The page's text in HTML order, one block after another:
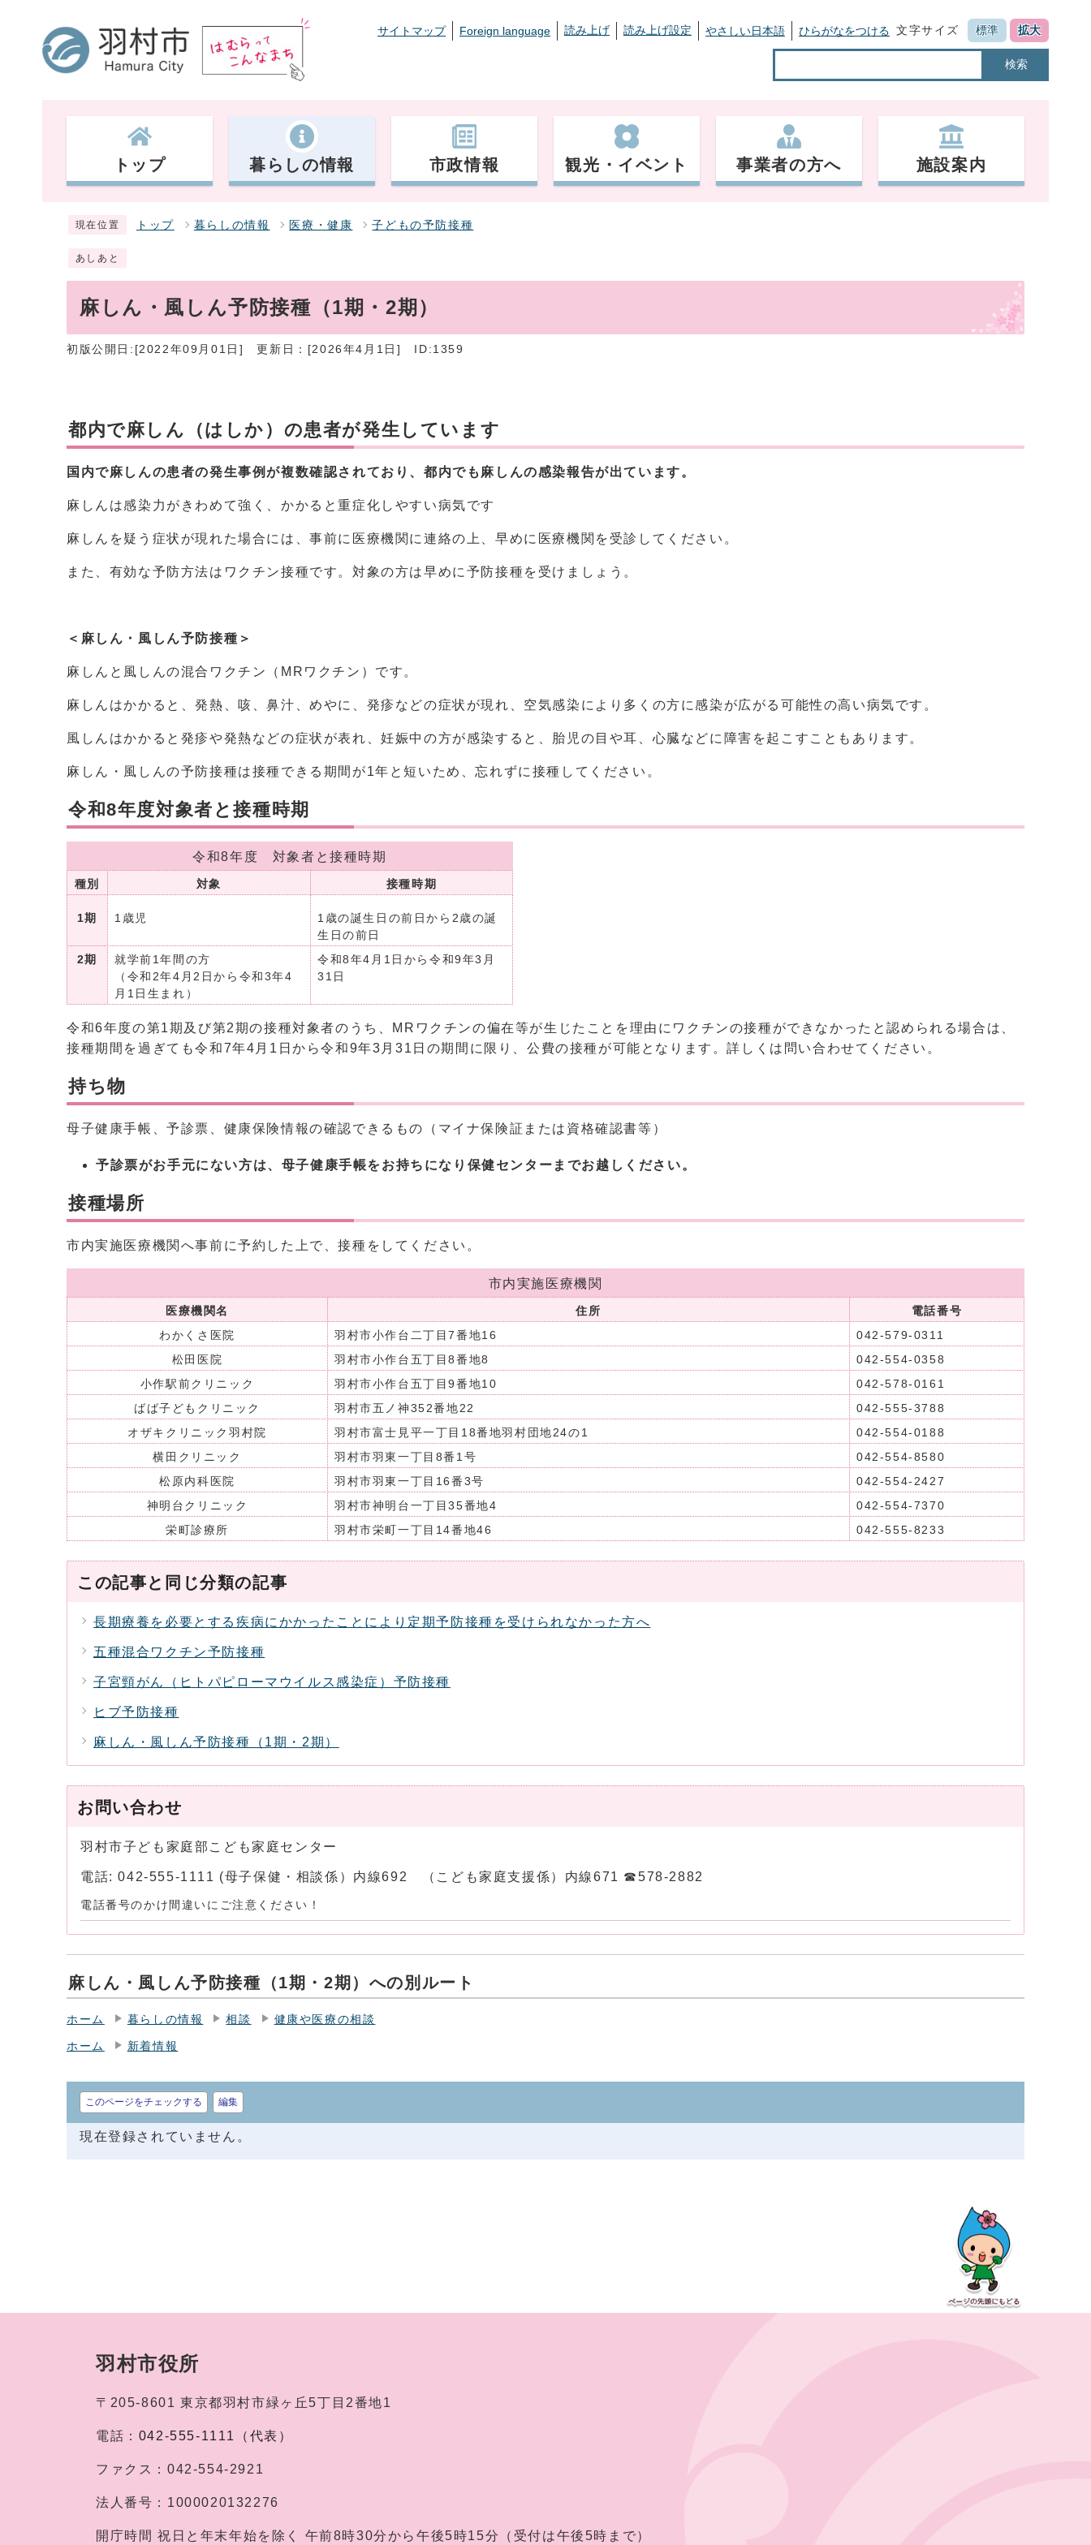
サイトマップ Foreign language 読み上げ 読み上げ設定 やさしい日本語 ひらがなをつける 文字サイズ 標準 拡大
検索
トップ 暮らしの情報 市政情報 観光・イベント 事業者の方へ 施設案内
現在位置 トップ 暮らしの情報 医療・健康 子どもの予防接種
あしあと
麻しん・風しん予防接種（1期・2期）
初版公開日:[2022年09月01日] 更新日：[2026年4月1日] ID:1359
都内で麻しん（はしか）の患者が発生しています
国内で麻しんの患者の発生事例が複数確認されており、都内でも麻しんの感染報告が出ています。
麻しんは感染力がきわめて強く、かかると重症化しやすい病気です
麻しんを疑う症状が現れた場合には、事前に医療機関に連絡の上、早めに医療機関を受診してください。
また、有効な予防方法はワクチン接種です。対象の方は早めに予防接種を受けましょう。
＜麻しん・風しん予防接種＞
麻しんと風しんの混合ワクチン（MRワクチン）です。
麻しんはかかると、発熱、咳、鼻汁、めやに、発疹などの症状が現れ、空気感染により多くの方に感染が広がる可能性の高い病気です。
風しんはかかると発疹や発熱などの症状が表れ、妊娠中の方が感染すると、胎児の目や耳、心臓などに障害を起こすこともあります。
麻しん・風しんの予防接種は接種できる期間が1年と短いため、忘れずに接種してください。
令和8年度対象者と接種時期
令和8年度 対象者と接種時期
種別 対象 接種時期
1期 1歳児
1歳の誕生日の前日から2歳の誕
生日の前日
2期
就学前1年間の方
（令和2年4月2日から令和3年4
月1日生まれ）
令和8年4月1日から令和9年3月
31日
令和6年度の第1期及び第2期の接種対象者のうち、MRワクチンの偏在等が生じたことを理由にワクチンの接種ができなかったと認められる場合は、
接種期間を過ぎても令和7年4月1日から令和9年3月31日の期間に限り、公費の接種が可能となります。詳しくは問い合わせてください。
持ち物
母子健康手帳、予診票、健康保険情報の確認できるもの（マイナ保険証または資格確認書等）
予診票がお手元にない方は、母子健康手帳をお持ちになり保健センターまでお越しください。
接種場所
市内実施医療機関へ事前に予約した上で、接種をしてください。
市内実施医療機関
医療機関名 住所
電話番号
わかくさ医院
羽村市小作台二丁目7番地16
042-579-0311
松田医院
羽村市小作台五丁目8番地8
042-554-0358
小作駅前クリニック
羽村市小作台五丁目9番地10
042-578-0161
ばば子どもクリニック
羽村市五ノ神352番地22
042-555-3788
オザキクリニック羽村院
羽村市富士見平一丁目18番地羽村団地24の1
042-554-0188
横田クリニック
羽村市羽東一丁目8番1号
042-554-8580
松原内科医院
羽村市羽東一丁目16番3号
042-554-2427
神明台クリニック
羽村市神明台一丁目35番地4
042-554-7370
栄町診療所
羽村市栄町一丁目14番地46 042-555-8233
この記事と同じ分類の記事
長期療養を必要とする疾病にかかったことにより定期予防接種を受けられなかった方へ
五種混合ワクチン予防接種
子宮頸がん（ヒトパピローマウイルス感染症）予防接種
ヒブ予防接種
麻しん・風しん予防接種（1期・2期）
お問い合わせ
羽村市子ども家庭部こども家庭センター
電話: 042-555-1111 (母子保健・相談係）内線692 （こども家庭支援係）内線671 ☎578-2882
電話番号のかけ間違いにご注意ください！
麻しん・風しん予防接種（1期・2期）への別ルート
ホーム 暮らしの情報 相談 健康や医療の相談
ホーム 新着情報
このページをチェックする 編集
現在登録されていません。
羽村市役所
〒205-8601 東京都羽村市緑ヶ丘5丁目2番地1
電話： 042-555-1111（代表）
ファクス： 042-554-2921
法人番号： 1000020132276
開庁時間 祝日と年末年始を除く 午前8時30分から午後5時15分（受付は午後5時まで）